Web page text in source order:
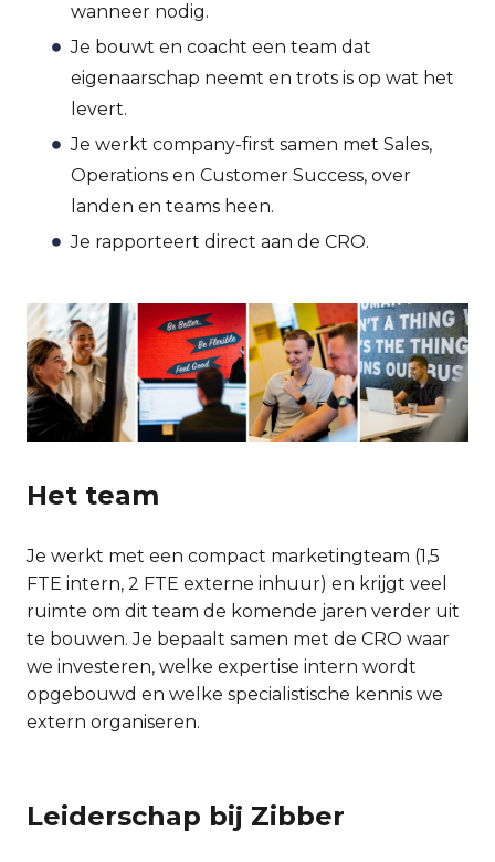
wanneer nodig.
Je bouwt en coacht een team dat
eigenaarschap neemt en trots is op wat het
levert.
Je werkt company-first samen met Sales,
Operations en Customer Success, over
landen en teams heen.
Je rapporteert direct aan de CRO.
Het team
Je werkt met een compact marketingteam (1,5
FTE intern, 2 FTE externe inhuur) en krijgt veel
ruimte om dit team de komende jaren verder uit
te bouwen. Je bepaalt samen met de CRO waar
we investeren, welke expertise intern wordt
opgebouwd en welke specialistische kennis we
extern organiseren.
Leiderschap bij Zibber